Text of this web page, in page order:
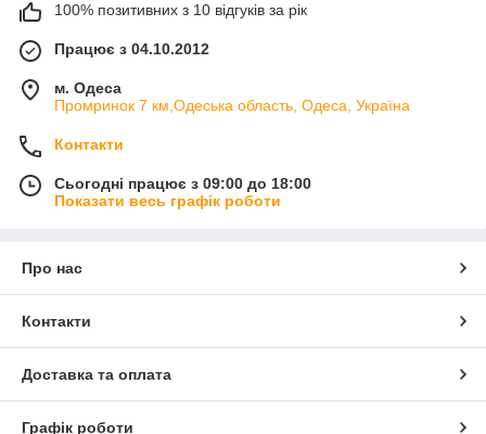
100% позитивних з 10 відгуків за рік
Працює з 04.10.2012
м. Одеса
Промринок 7 км,Одеська область, Одеса, Україна
Контакти
Сьогодні працює з 09:00 до 18:00
Показати весь графік роботи
Про нас
Контакти
Доставка та оплата
Графік роботи